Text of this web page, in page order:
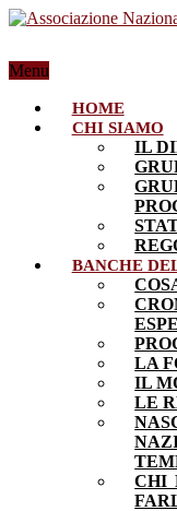
Menu
HOME
CHI SIAMO
IL
BANCHE
LA
IL
LE
CHI